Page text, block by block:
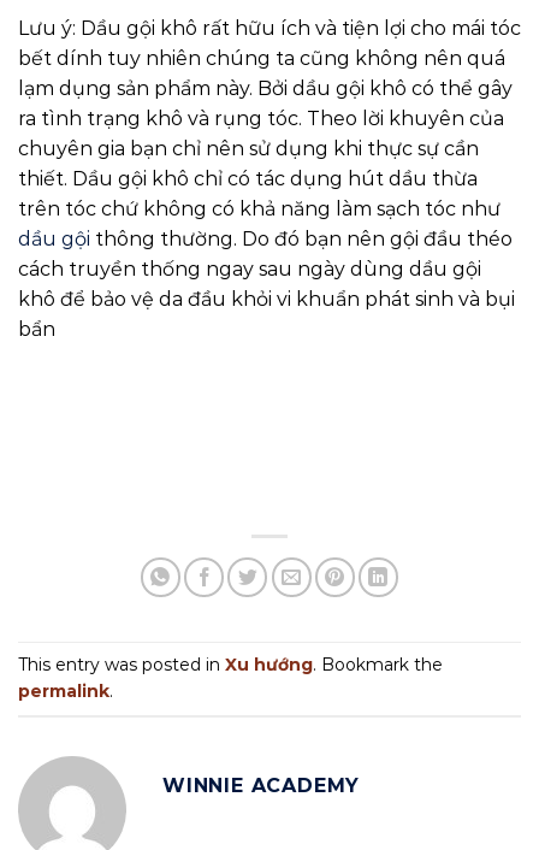
Lưu ý: Dầu gội khô rất hữu ích và tiện lợi cho mái tóc
bết dính tuy nhiên chúng ta cũng không nên quá
lạm dụng sản phẩm này. Bởi dầu gội khô có thể gây
ra tình trạng khô và rụng tóc. Theo lời khuyên của
chuyên gia bạn chỉ nên sử dụng khi thực sự cần
thiết. Dầu gội khô chỉ có tác dụng hút dầu thừa
trên tóc chứ không có khả năng làm sạch tóc như
dầu gội thông thường. Do đó bạn nên gội đầu théo
cách truyền thống ngay sau ngày dùng dầu gội
khô để bảo vệ da đầu khỏi vi khuẩn phát sinh và bụi
bẩn
This entry was posted in Xu hướng. Bookmark the
permalink.
WINNIE ACADEMY